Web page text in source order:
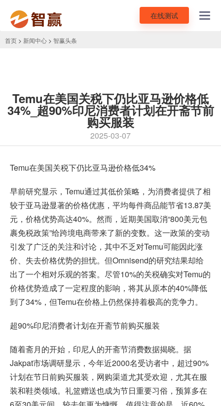
在线测试
首页 > 新闻中心 > 智赢头条
Temu在美国关税下仍比亚马逊价格低
34%_超90%印尼消费者计划在开斋节前
购买服装
2025-03-07
Temu在美国关税下仍比亚马逊价格低34%
早前研究显示，Temu通过其低价策略，为消费者提供了相
较于亚马逊显著的价格优惠，平均每件商品能节省13.87美
元，价格优势高达40%。然而，近期美国取消“800美元包
裹免税政策”给跨境电商带来了新的变数。这一政策的变动
引发了广泛的关注和讨论，其中不乏对Temu可能因此涨
价、失去价格优势的担忧。但Omnisend的研究结果却给
出了一个相对乐观的答案。尽管10%的关税确实对Temu的
价格优势造成了一定程度的影响，将其从原本的40%降低
到了34%，但Temu在价格上仍然保持着极高的竞争力。
超90%印尼消费者计划在开斋节前购买服装
随着斋月的开始，印尼人的开斋节消费数据揭晓。据
Jakpat市场调研显示，今年近2000名受访者中，超过90%
计划在节日前购买服装，网购渠道尤其受欢迎，尤其在服
装和鞋类领域。礼篮赠送也成为节日重要习俗，预算多在